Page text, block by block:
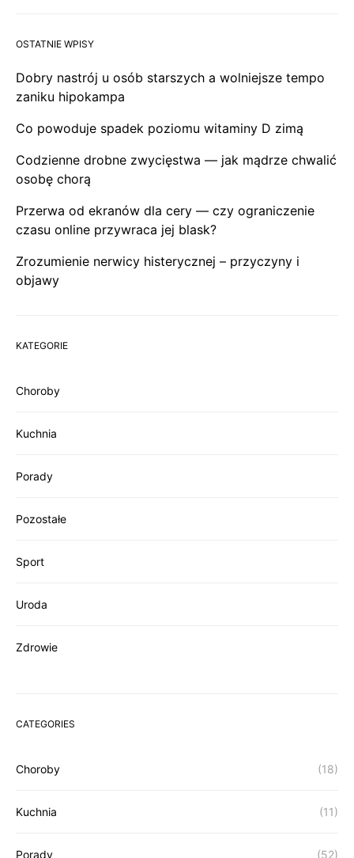
OSTATNIE WPISY
Dobry nastrój u osób starszych a wolniejsze tempo
zaniku hipokampa
Co powoduje spadek poziomu witaminy D zimą
Codzienne drobne zwycięstwa — jak mądrze chwalić
osobę chorą
Przerwa od ekranów dla cery — czy ograniczenie
czasu online przywraca jej blask?
Zrozumienie nerwicy histerycznej – przyczyny i
objawy
KATEGORIE
Choroby
Kuchnia
Porady
Pozostałe
Sport
Uroda
Zdrowie
CATEGORIES
Choroby (18)
Kuchnia (11)
Porady (52)